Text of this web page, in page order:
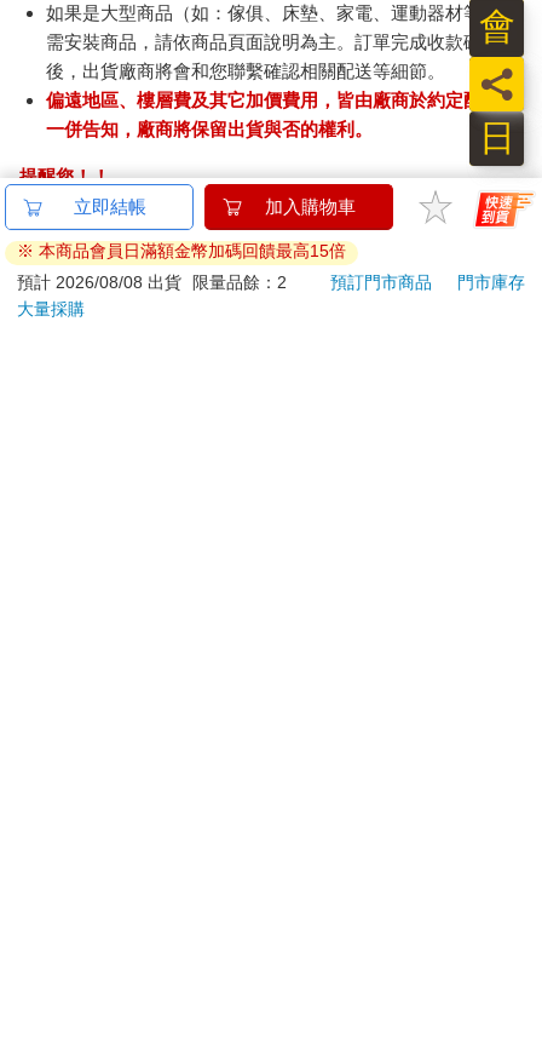
如果是大型商品（如：傢俱、床墊、家電、運動器材等）及
需安裝商品，請依商品頁面說明為主。訂單完成收款確認
後，出貨廠商將會和您聯繫確認相關配送等細節。
偏遠地區、樓層費及其它加價費用，皆由廠商於約定配送時
一併告知，廠商將保留出貨與否的權利。
提醒您！！
金石堂及銀行均不會請您操作ATM! 如接獲電話要求您前往
ATM提款機，請不要聽從指示，以免受騙上當！
退換貨須知：
**提醒您，鑑賞期不等於試用期，退回商品須為全新狀態**
日
員
會